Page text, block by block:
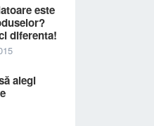
este
diferenta!
alegi